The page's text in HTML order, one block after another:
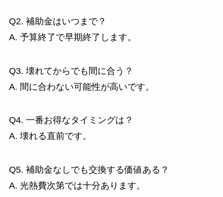
Q2. 補助金はいつまで？
A. 予算終了で早期終了します。
Q3. 壊れてからでも間に合う？
A. 間に合わない可能性が高いです。
Q4. 一番お得なタイミングは？
A. 壊れる直前です。
Q5. 補助金なしでも交換する価値ある？
A. 光熱費次第では十分あります。